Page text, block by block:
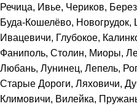
Речица, Ивье, Чериков,
Буда-Кошелёво,
Ивацевичи, Глубокое,
Фаниполь, Столин, Миоры,
Любань, Лунинец, Лепель,
Старые Дороги, Ляховичи,
Климовичи, Вилейка,